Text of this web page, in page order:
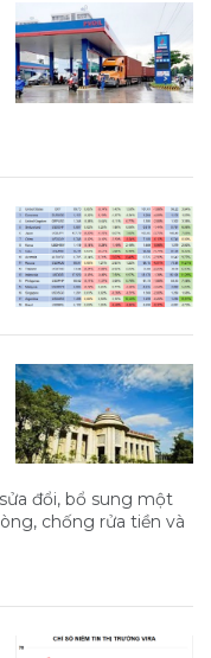
đổi, bổ sung một
chống rửa tiền và